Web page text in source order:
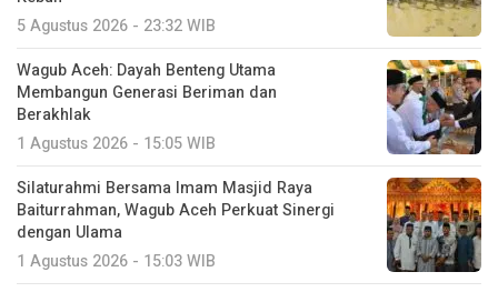
5 Agustus 2026 - 23:32 WIB
Wagub Aceh: Dayah Benteng Utama
Membangun Generasi Beriman dan
Berakhlak
1 Agustus 2026 - 15:05 WIB
Silaturahmi Bersama Imam Masjid Raya
Baiturrahman, Wagub Aceh Perkuat Sinergi
dengan Ulama
1 Agustus 2026 - 15:03 WIB